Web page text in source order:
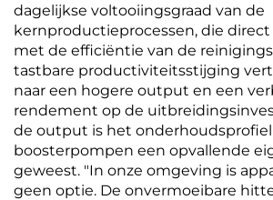
dagelijkse voltooiingsgraad van de
kernproductieprocessen, die
met de efficiëntie van de
tastbare productiviteitsstijging
naar een hogere output en een
rendement op de
de output is het onderhoudsprofiel
boosterpompen een opvallende
geweest. "In onze omgeving is
geen optie. De onvermoeibare